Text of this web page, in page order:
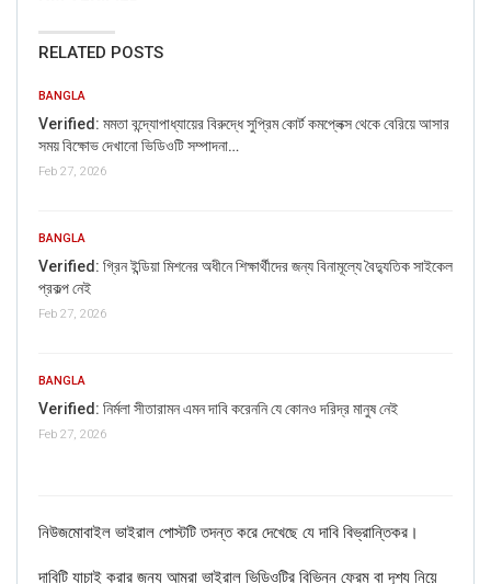
WhatsApp it now on +91 88268 00707
RELATED POSTS
BANGLA
Verified: মমতা বন্দ্যোপাধ্যায়ের বিরুদ্ধে সুপ্রিম কোর্ট কমপ্লেক্স থেকে বেরিয়ে আসার
সময় বিক্ষোভ দেখানো ভিডিওটি সম্পাদনা…
Feb 27, 2026
BANGLA
Verified: গ্রিন ইন্ডিয়া মিশনের অধীনে শিক্ষার্থীদের জন্য বিনামূল্যে বৈদ্যুতিক সাইকেল
প্রকল্প নেই
Feb 27, 2026
BANGLA
Verified: নির্মলা সীতারামন এমন দাবি করেননি যে কোনও দরিদ্র মানুষ নেই
Feb 27, 2026
নিউজমোবাইল ভাইরাল পোস্টটি তদন্ত করে দেখেছে যে দাবি বিভ্রান্তিকর।
দাবিটি যাচাই করার জন্য আমরা ভাইরাল ভিডিওটির বিভিন্ন ফ্রেম বা দৃশ্য নিয়ে